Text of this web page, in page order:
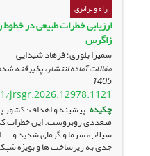
راه و ترابری
ارزیابی خطرات طبیعی در خطوط
زاگرس
سمیرا بلوری؛ فرهاد شیدایی
مقالات آماده انتشار، پذیرفته
1405
چکیده پیشینه و اهداف: کشور
متعددی روبروست. این خطرات
سیلاب، سرما و گرمای شدید و
جدی به زیرساخت ها و بویژه